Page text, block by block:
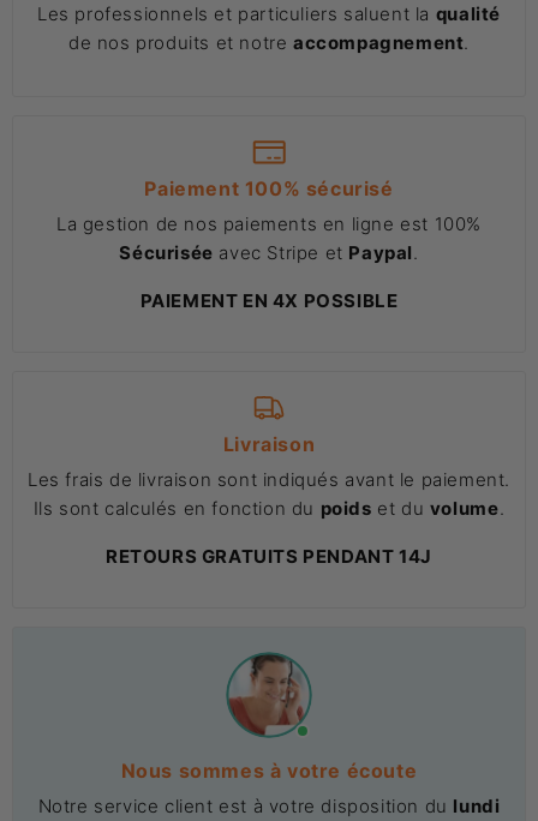
Les professionnels et particuliers saluent la qualité
de nos produits et notre accompagnement
Paiement 100% sécurisé
La gestion de nos paiements en ligne est 100%
Sécurisée avec Stripe et Paypal
PAIEMENT EN 4X POSSIBLE
Livraison
Les frais de livraison sont indiqués avant le paiement.
Ils sont calculés en fonction du poids et du volume
RETOURS GRATUITS PENDANT 14J
Nous sommes à votre écoute
Notre service client est à votre disposition du lundi